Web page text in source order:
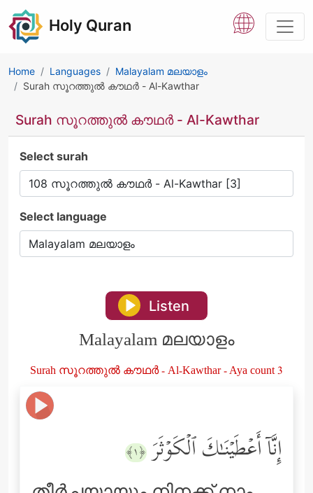
Holy Quran
Home Languages
Malayalam മലയാളം
Surah സൂറത്തുൽ കൗഥർ - Al-Kawthar
Surah സൂറത്തുൽ കൗഥർ - Al-Kawthar
Select surah
Select language
Listen
Malayalam മലയാളം
Surah സൂറത്തുൽ കൗഥർ - Al-Kawthar - Aya count 3
إِنَّاۤ أَعۡطَیۡنَـٰكَ ٱلۡكَوۡثَرَ ﴿١﴾